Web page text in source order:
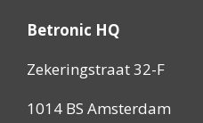
Betronic HQ
Zekeringstraat 32-F
1014 BS Amsterdam